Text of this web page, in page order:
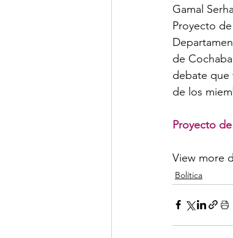
Gamal
Proyecto
de
debate que
de los
Proyecto
View more
Bolítica